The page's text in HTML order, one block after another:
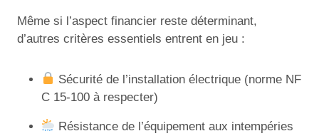
Même si l’aspect financier reste déterminant,
d’autres critères essentiels entrent en jeu :
Sécurité de l’installation électrique (norme NF
C 15-100 à respecter)
Résistance de l’équipement aux intempéries